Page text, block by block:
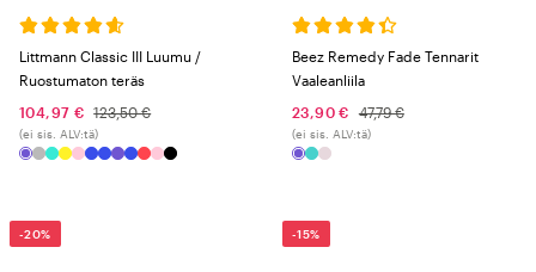
Littmann Classic III Luumu /
Ruostumaton teräs
104,97 € 123,50 €
(ei sis. ALV:tä)
Beez Remedy Fade Tennarit
Vaaleanliila
23,90 €
47,79 €
(ei sis. ALV:tä)
-20% -15%